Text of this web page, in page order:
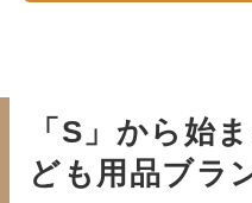
「S」から始
ども用品ブラ